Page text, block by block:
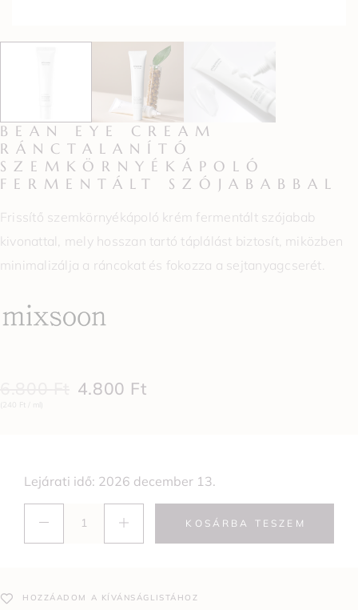
BEAN EYE CREAM
RÁNCTALANÍTÓ
SZEMKÖRNYÉKÁPOLÓ
FERMENTÁLT SZÓJABABBAL
Frissítő szemkörnyékápoló krém fermentált szójabab
kivonattal, mely hosszan tartó táplálást biztosít, miközben
minimalizálja a ráncokat és fokozza a sejtanyagcserét.
4.800 Ft
(240 Ft / ml)
Lejárati idő: 2026 december 13.
KOSÁRBA TESZEM
HOZZÁADOM A KÍVÁNSÁGLISTÁHOZ